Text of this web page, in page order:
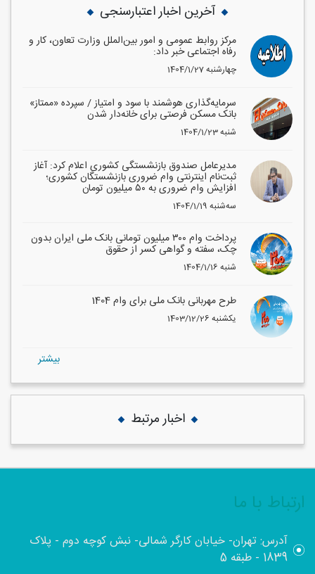
آخرین اخبار اعتبارسنجی
مرکز روابط عمومی و امور بین‌الملل وزارت تعاون، کار و
رفاه اجتماعی خبر داد:
1404/1/27 چهارشنبه
سرمایه‌گذاری هوشمند با سود و امتیاز / سپرده «ممتاز»
بانک مسکن فرصتی برای خانه‌دار شدن
1404/1/23 شنبه
مدیرعامل صندوق بازنشستگی کشوری اعلام کرد: آغاز
ثبت‌نام اینترنتی وام ضروری بازنشستگان کشوری؛
افزایش وام ضروری به ۵۰ میلیون تومان
1404/1/19 سه‌شنبه
پرداخت وام ۳۰۰ میلیون تومانی بانک ملی ایران بدون
چک، سفته و گواهی کسر از حقوق
1404/1/16 شنبه
طرح مهربانی بانک ملی برای وام 1404
1403/12/26 یکشنبه
بيشتر
اخبار مرتبط
ارتباط با ما
آدرس: تهران- خیابان کارگر شمالی- نبش کوچه دوم - پلاک
1839 - طبقه 5